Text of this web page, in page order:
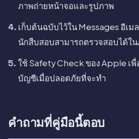
ภาพถ่ายหน้าจอและรูปภาพ
เก็บต้นฉบับไว้ใน Messages อีเม
นักสืบสอบสามารถตรวจสอบได้ใ
ใช้ Safety Check ของ Apple เพื่
บัญชีเมื่อปลอดภัยที่จะทำ
คำถามที่คู่มือนี้ตอบ